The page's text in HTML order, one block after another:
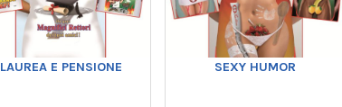
LAUREA E PENSIONE SEXY HUMOR